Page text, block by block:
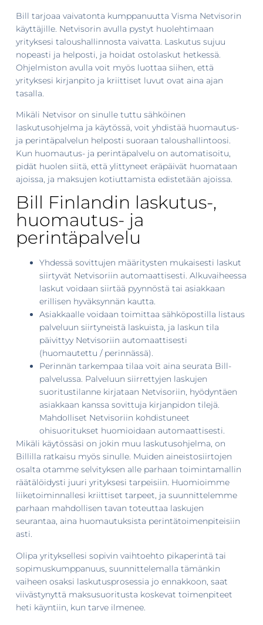
Bill tarjoaa vaivatonta kumppanuutta Visma Netvisorin
käyttäjille. Netvisorin avulla pystyt huolehtimaan
yrityksesi taloushallinnosta vaivatta. Laskutus sujuu
nopeasti ja helposti, ja hoidat ostolaskut hetkessä.
Ohjelmiston avulla voit myös luottaa siihen, että
yrityksesi kirjanpito ja kriittiset luvut ovat aina ajan
tasalla.
Mikäli Netvisor on sinulle tuttu sähköinen
laskutusohjelma ja käytössä, voit yhdistää huomautus-
ja perintäpalvelun helposti suoraan taloushallintoosi.
Kun huomautus- ja perintäpalvelu on automatisoitu,
pidät huolen siitä, että ylittyneet eräpäivät huomataan
ajoissa, ja maksujen kotiuttamista edistetään ajoissa.
Bill Finlandin laskutus-,
huomautus- ja
perintäpalvelu
Yhdessä sovittujen määritysten mukaisesti laskut
siirtyvät Netvisoriin automaattisesti. Alkuvaiheessa
laskut voidaan siirtää pyynnöstä tai asiakkaan
erillisen hyväksynnän kautta.
Asiakkaalle voidaan toimittaa sähköpostilla listaus
palveluun siirtyneistä laskuista, ja laskun tila
päivittyy Netvisoriin automaattisesti
(huomautettu / perinnässä).
Perinnän tarkempaa tilaa voit aina seurata Bill-
palvelussa. Palveluun siirrettyjen laskujen
suoritustilanne kirjataan Netvisoriin, hyödyntäen
asiakkaan kanssa sovittuja kirjanpidon tilejä.
Mahdolliset Netvisoriin kohdistuneet
ohisuoritukset huomioidaan automaattisesti.
Mikäli käytössäsi on jokin muu laskutusohjelma, on
Billilla ratkaisu myös sinulle. Muiden aineistosiirtojen
osalta otamme selvityksen alle parhaan toimintamallin
räätälöidysti juuri yrityksesi tarpeisiin. Huomioimme
liiketoiminnallesi kriittiset tarpeet, ja suunnittelemme
parhaan mahdollisen tavan toteuttaa laskujen
seurantaa, aina huomautuksista perintätoimenpiteisiin
asti.
Olipa yrityksellesi sopivin vaihtoehto pikaperintä tai
sopimuskumppanuus, suunnittelemalla tämänkin
vaiheen osaksi laskutusprosessia jo ennakkoon, saat
viivästynyttä maksusuoritusta koskevat toimenpiteet
heti käyntiin, kun tarve ilmenee.